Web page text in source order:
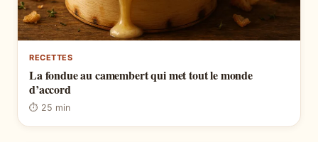
RECETTES
La fondue au camembert qui met tout le monde
d’accord
⏱ 25 min